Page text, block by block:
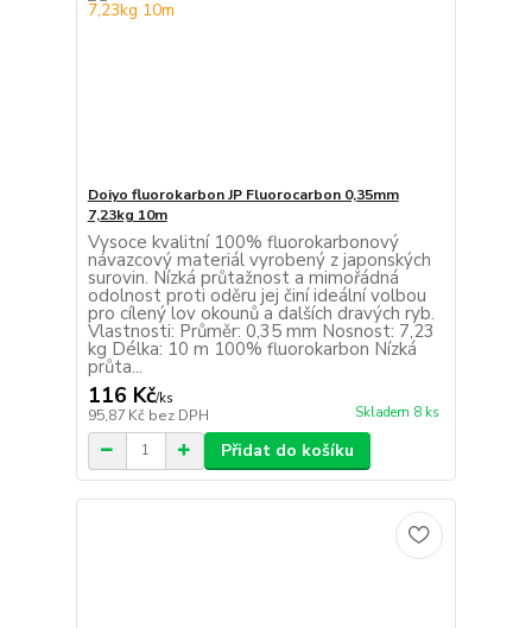
Doiyo fluorokarbon JP Fluorocarbon 0,35mm
7,23kg 10m
Vysoce kvalitní 100% fluorokarbonový
návazcový materiál vyrobený z japonských
surovin. Nízká průtažnost a mimořádná
odolnost proti oděru jej činí ideální volbou
pro cílený lov okounů a dalších dravých ryb.
Vlastnosti: Průměr: 0,35 mm Nosnost: 7,23
kg Délka: 10 m 100% fluorokarbon Nízká
průta...
116 Kč/ks
95,87 Kč bez DPH Skladem 8 ks
Přidat do košíku